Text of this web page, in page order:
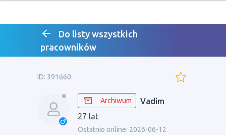
Do listy wszystkich
pracowników
ID: 391660
Archiwum
Vadim
27 lat
Ostatnio online: 2026-06-12